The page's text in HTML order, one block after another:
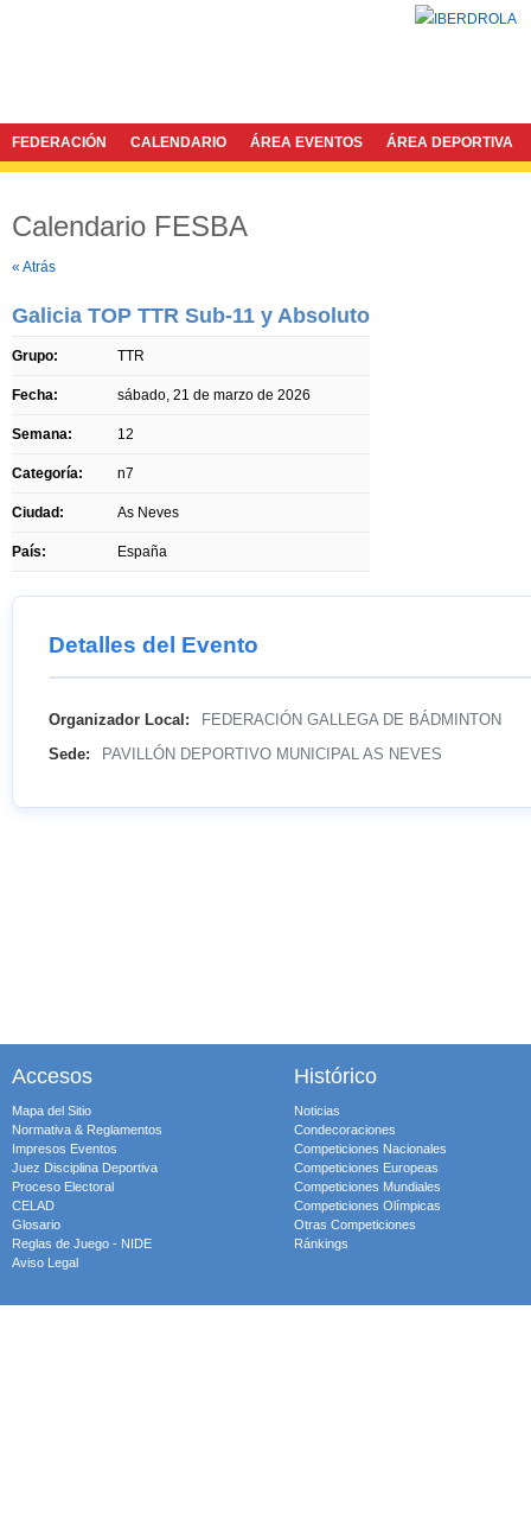
FEDERACIÓN CALENDARIO ÁREA EVENTOS ÁREA DEPORTIVA
Calendario FESBA
« Atrás
Galicia TOP TTR Sub-11 y Absoluto
Grupo: TTR
Fecha: sábado, 21 de marzo de 2026
Semana: 12
Categoría: n7
Ciudad: As Neves
País: España
Detalles del Evento
Organizador Local: FEDERACIÓN GALLEGA DE BÁDMINTON
Sede: PAVILLÓN DEPORTIVO MUNICIPAL AS NEVES
Accesos
Mapa del Sitio
Normativa & Reglamentos
Impresos Eventos
Juez Disciplina Deportiva
Proceso Electoral
CELAD
Glosario
Reglas de Juego - NIDE
Aviso Legal
Histórico
Noticias
Condecoraciones
Competiciones Nacionales
Competiciones Europeas
Competiciones Mundiales
Competiciones Olímpicas
Otras Competiciones
Ránkings